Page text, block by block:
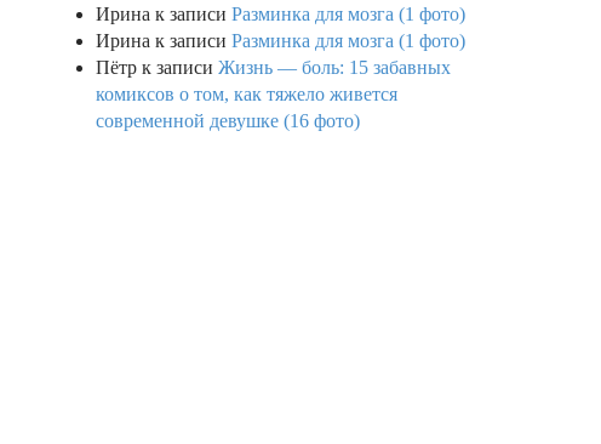
Ирина к записи Разминка для мозга (1 фото)
Ирина к записи Разминка для мозга (1 фото)
Пётр к записи Жизнь — боль: 15 забавных
комиксов о том, как тяжело живется
современной девушке (16 фото)